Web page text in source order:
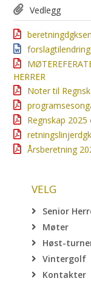
Vedlegg
HERRER
Noter til
Regnskap
Årsberetning
VELG
Senior
Møter
Høst-
Vintergolf
Kontakter